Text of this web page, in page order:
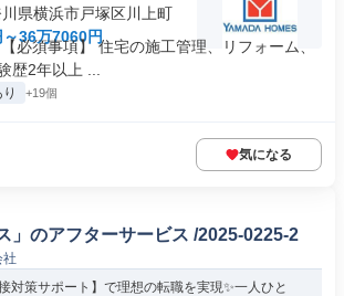
県横浜市戸塚区川上町
～36万7060円
必須事項】 住宅の施工管理、リフォーム、
歴2年以上 ...
+19個
気になる
」のアフターサービス /2025-0225-2
対策サポート】で理想の転職を実現✨一人ひと